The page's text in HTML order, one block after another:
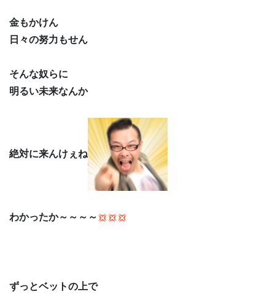
金もかけん
日々の努力もせん
そんな奴らに
明るい未来なんか
絶対に来んけぇね
わかったか～～～～
ずっとベットの上で